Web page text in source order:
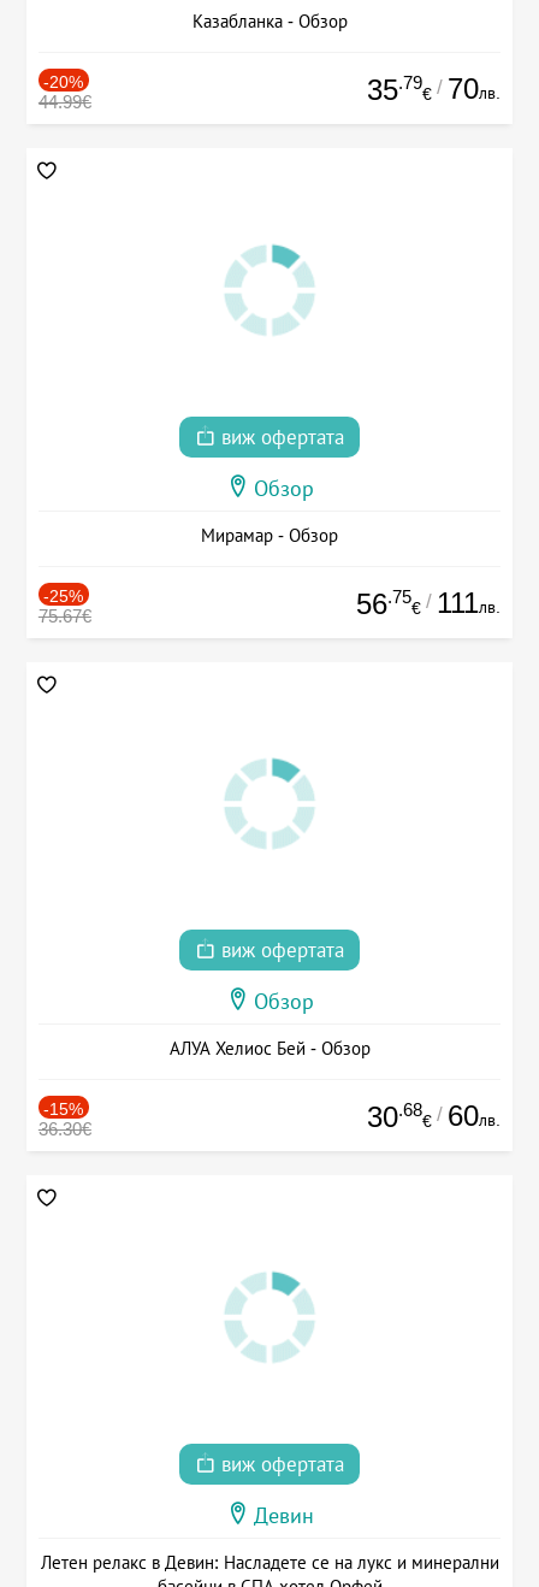
Казабланка - Обзор
-20%
44.99€ 35.79
€ / 70лв.
виж офертата
Обзор
Мирамар - Обзор
-25%
75.67€ 56.75
€ / 111лв.
виж офертата
Обзор
АЛУА Хелиос Бей - Обзор
-15%
36.30€ 30.68
€ / 60лв.
виж офертата
Девин
Летен релакс в Девин: Насладете се на лукс и минерални